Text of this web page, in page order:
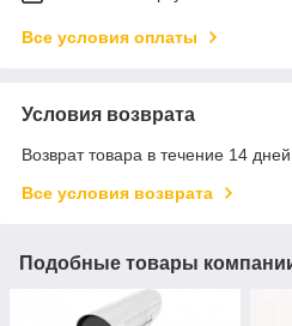
Все условия оплаты
Условия возврата
Возврат товара в течение 14
Все условия возврата
Подобные товары